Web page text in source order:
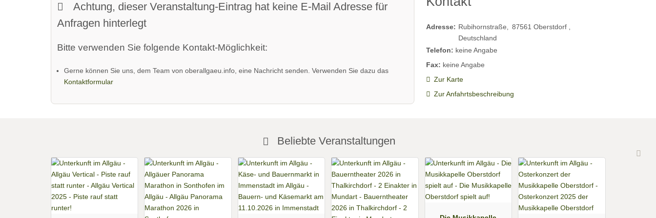
Achtung, dieser Veranstaltung-Eintrag hat keine E-Mail Adresse für
Anfragen hinterlegt
Bitte verwenden Sie folgende Kontakt-Möglichkeit:
Gerne können Sie uns, dem Team von oberallgaeu.info, eine Nachricht senden. Verwenden Sie dazu das
Kontaktformular
Adresse: Rubihornstraße 87561 Oberstdorf
Deutschland
Telefon: keine Angabe
Fax: keine Angabe
Zur Karte
Zur Anfahrtsbeschreibung
Beliebte Veranstaltungen